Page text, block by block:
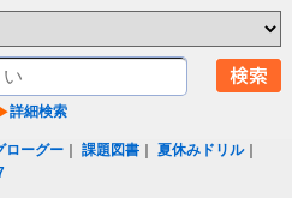
詳細検索
ローグー ｜課題図書 ｜夏休みドリル｜